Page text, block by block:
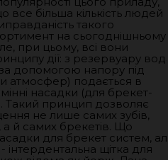
все більша кількість людей
такого
на сьогоднішньому
при цьому, всі вони
дії: з резервуару
допомогою напору під
атмосфер) подається в
насадки (для брекет-
Такий принцип дозволяє
не лише самих зубів,
а й самих брекетів. Що
для брекет систем,
щітка для